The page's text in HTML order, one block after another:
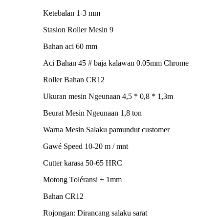
Ketebalan 1-3 mm
Stasion Roller Mesin 9
Bahan aci 60 mm
Aci Bahan 45 # baja kalawan 0.05mm Chrome
Roller Bahan CR12
Ukuran mesin Ngeunaan 4,5 * 0,8 * 1,3m
Beurat Mesin Ngeunaan 1,8 ton
Warna Mesin Salaku pamundut customer
Gawé Speed ​​10-20 m / mnt
Cutter karasa 50-65 HRC
Motong Toléransi ± 1mm
Bahan CR12
Rojongan: Dirancang salaku sarat